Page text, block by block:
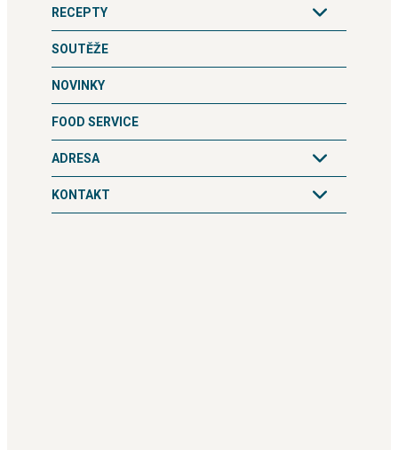
RECEPTY
SOUTĚŽE
NOVINKY
FOOD SERVICE
ADRESA
KONTAKT